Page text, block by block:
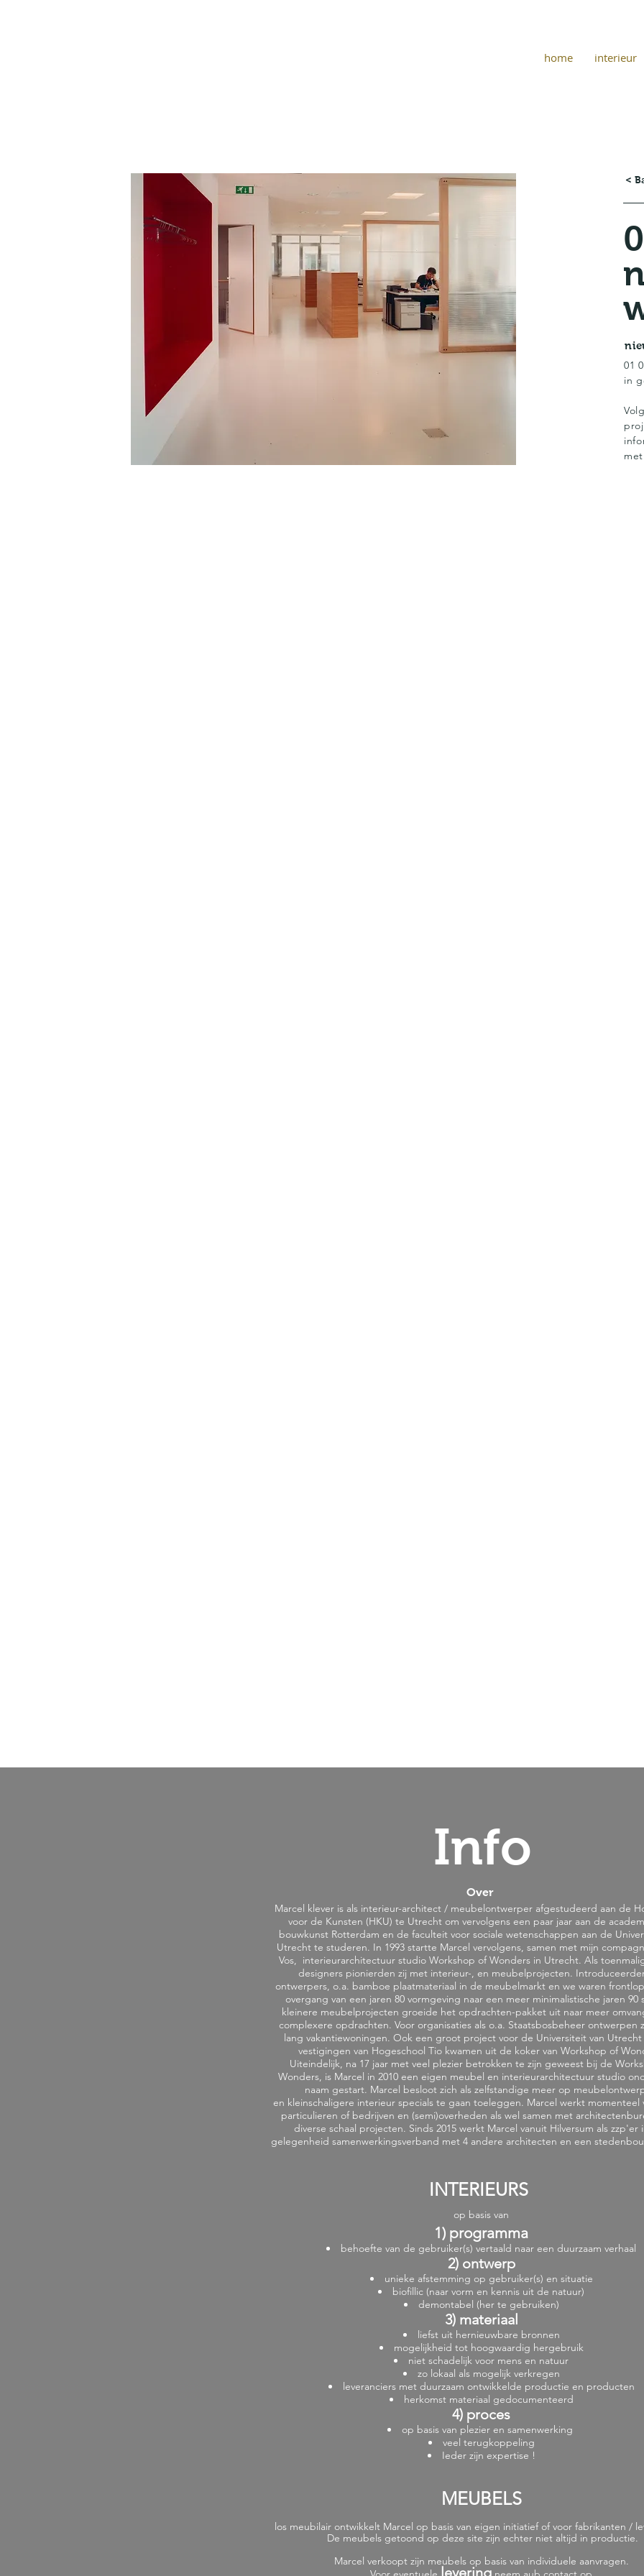
home interieur
<
01
in
Info
Over
Marcel klever is als interieur-architect / meubelontwerper afgestudeerd aan de
voor de Kunsten (HKU) te Utrecht om vervolgens een paar jaar aan de
bouwkunst Rotterdam en de faculteit voor sociale wetenschappen aan de
Utrecht te studeren. In 1993 startte Marcel vervolgens, samen met mijn
Vos, interieurarchitectuur studio Workshop of Wonders in Utrecht. Als
designers pionierden zij met interieur-, en meubelprojecten.
ontwerpers, o.a. bamboe plaatmateriaal in de meubelmarkt en we waren
overgang van een jaren 80 vormgeving naar een meer minimalistische jaren 90
kleinere meubelprojecten groeide het opdrachten-pakket uit naar meer
complexere opdrachten. Voor organisaties als o.a. Staatsbosbeheer ontwerpen
lang vakantiewoningen. Ook een groot project voor de Universiteit van
vestigingen van Hogeschool Tio kwamen uit de koker van Workshop of
Uiteindelijk, na 17 jaar met veel plezier betrokken te zijn geweest bij de
Wonders, is Marcel in 2010 een eigen meubel en interieurarchitectuur studio
naam gestart. Marcel besloot zich als zelfstandige meer op
en kleinschaligere interieur specials te gaan toeleggen. Marcel werkt momenteel
particulieren of bedrijven en (semi)overheden als wel samen met
diverse schaal projecten. Sinds 2015 werkt Marcel vanuit Hilversum als zzp'er
gelegenheid samenwerkingsverband met 4 andere architecten en een
INTERIEURS
op basis van
1) programma
behoefte van de gebruiker(s) vertaald naar een duurzaam verhaal
2) ontwerp
unieke afstemming op gebruiker(s) en situatie
biofillic (naar vorm en kennis uit de natuur)
demontabel (her te gebruiken)
3) materiaal
liefst uit hernieuwbare bronnen
mogelijkheid tot hoogwaardig hergebruik
niet schadelijk voor mens en natuur
zo lokaal als mogelijk verkregen
leveranciers met duurzaam ontwikkelde productie en producten
herkomst materiaal gedocumenteerd
4) proces
op basis van plezier en samenwerking
veel terugkoppeling
Ieder zijn expertise !
MEUBELS
los meubilair ontwikkelt Marcel op basis van eigen initiatief of voor fabrikanten /
De meubels getoond op deze site zijn echter niet altijd in productie.
Marcel verkoopt zijn meubels op basis van individuele aanvragen.
levering